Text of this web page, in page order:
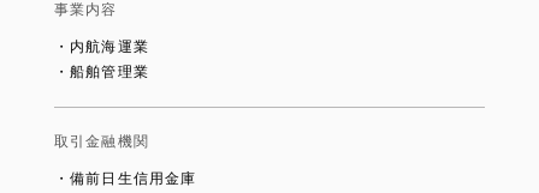
事業内容
・内航海運業
・船舶管理業
取引金融機関
・備前日生信用金庫